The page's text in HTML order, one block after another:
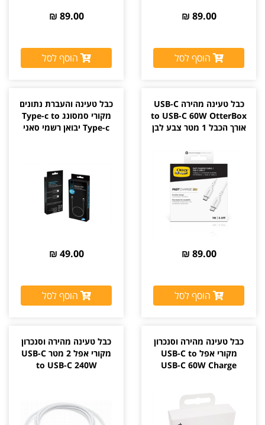
89.00 ₪
הוסף לסל
89.00 ₪
הוסף לסל
כבל טעינה מהירה USB-C
to USB-C 60W OtterBox
אורך הכבל 1 מטר צבע לבן
89.00 ₪
הוסף לסל
כבל טעינה והעברת נתונים
מקורי סמסונג Type-c to
Type-c יבואן רשמי סאני
49.00 ₪
הוסף לסל
כבל טעינה מהירה וסנכרון
מקורי אפל USB-C to
USB-C 60W Charge
כבל טעינה מהירה וסנכרון
מקורי אפל 2 מטר USB-C
to USB-C 240W